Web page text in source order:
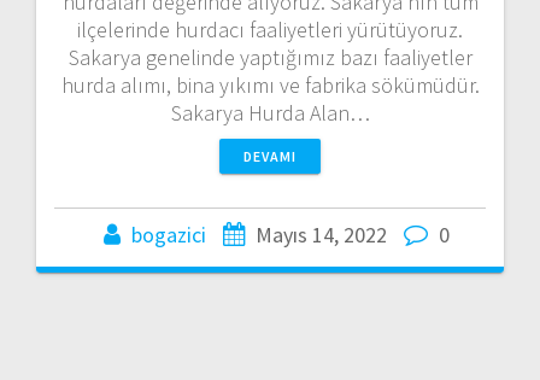
ilçelerinde hurdacı faaliyetleri yürütüyoruz.
Sakarya genelinde yaptığımız bazı faaliyetler
hurda alımı, bina yıkımı ve fabrika sökümüdür.
Sakarya Hurda Alan…
DEVAMI
bogazici Mayıs 14, 2022 0